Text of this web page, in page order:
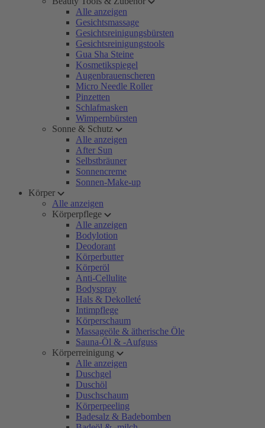
Alle anzeigen
Gesichtsmassage
Gesichtsreinigungsbürsten
Gesichtsreinigungstools
Gua Sha Steine
Kosmetikspiegel
Augenbrauenscheren
Micro Needle Roller
Pinzetten
Schlafmasken
Wimpernbürsten
Sonne & Schutz
Alle anzeigen
After Sun
Selbstbräuner
Sonnencreme
Sonnen-Make-up
Körper
Alle anzeigen
Körperpflege
Alle anzeigen
Bodylotion
Deodorant
Körperbutter
Körperöl
Anti-Cellulite
Bodyspray
Hals & Dekolleté
Intimpflege
Körperschaum
Massageöle & ätherische Öle
Sauna-Öl & -Aufguss
Körperreinigung
Alle anzeigen
Duschgel
Duschöl
Duschschaum
Körperpeeling
Badesalz & Badebomben